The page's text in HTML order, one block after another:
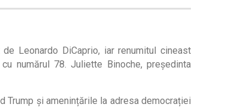
Leonardo DiCaprio, iar renumitul cineast
numărul 78. Juliette Binoche, președinta
Trump și amenințările la adresa democrației